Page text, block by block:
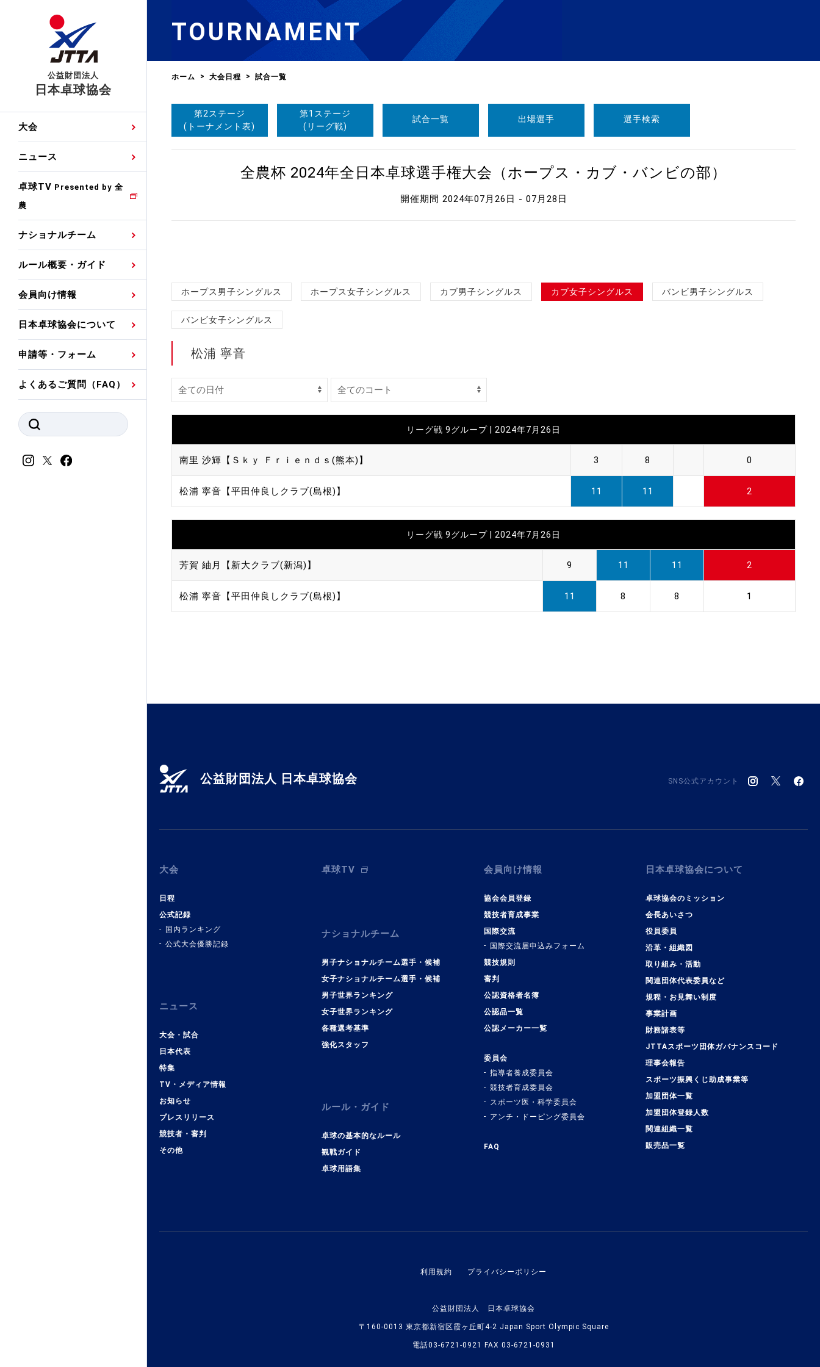
公益財団法人
日本卓球協会
大会 日程
ニュース
大会・試合
卓球TV Presented by 全
農
ナショナルチーム
男子ナショナルチーム選
手・候補
女子ナショナルチーム選
強化スタッフ
ルール概要・ガイド
卓球の基本的なルール
会員向け情報
協会会員登録
委員会
指導者養成委員会
スポーツ医・科学委員会
アンチ・ドーピング委員
会
日本卓球協会について
卓球協会のミッション
事業計画・事業報告
財務諸表等
理事会報告
スポーツ振興くじ助成事業
等
加盟団体登録人数
関連組織一覧
申請等・フォーム
国際交流届申込みフォーム
審判員ネームプレート制作
申込
よくあるご質問（FAQ）
TOURNAMENT
ホーム 大会日程 試合一覧
第2ステージ
(トーナメント表)
第1ステージ
(リーグ戦)
試合一覧 出場選手 選手検索
全農杯 2024年全日本卓球選手権大会（ホープス・カブ・バンビの部）
開催期間 2024年07月26日 - 07月28日
ホープス男子シングルス ホープス女子シングルス カブ男子シングルス カブ女子シングルス バンビ男子シングルス
バンビ女子シングルス
松浦 寧音
リーグ戦 9グループ | 2024年7月26日
南里 沙輝【Ｓｋｙ Ｆｒｉｅｎｄｓ(熊本)】 3 8 0
松浦 寧音【平田仲良しクラブ(島根)】 11 11 2
リーグ戦 9グループ | 2024年7月26日
芳賀 紬月【新大クラブ(新潟)】 9 11 11 2
松浦 寧音【平田仲良しクラブ(島根)】 11 8 8 1
公益財団法人 日本卓球協会 SNS公式アカウント
大会
日程
公式記録
国内ランキング
公式大会優勝記録
ニュース
大会・試合
日本代表
特集
TV・メディア情報
お知らせ
プレスリリース
競技者・審判
その他
卓球TV
ナショナルチーム
男子ナショナルチーム選手・候補
女子ナショナルチーム選手・候補
男子世界ランキング
女子世界ランキング
各種選考基準
強化スタッフ
ルール・ガイド
卓球の基本的なルール
観戦ガイド
卓球用語集
会員向け情報
協会会員登録
競技者育成事業
国際交流
国際交流届申込みフォーム
競技規則
審判
公認資格者名簿
公認品一覧
公認メーカー一覧
委員会
指導者養成委員会
競技者育成委員会
スポーツ医・科学委員会
アンチ・ドーピング委員会
FAQ
日本卓球協会について
卓球協会のミッション
会長あいさつ
役員委員
沿革・組織図
取り組み・活動
関連団体代表委員など
規程・お見舞い制度
事業計画
財務諸表等
JTTAスポーツ団体ガバナンスコード
理事会報告
スポーツ振興くじ助成事業等
加盟団体一覧
加盟団体登録人数
関連組織一覧
販売品一覧
利用規約 プライバシーポリシー
公益財団法人 日本卓球協会
〒160-0013 東京都新宿区霞ヶ丘町4-2 Japan Sport Olympic Square
電話03-6721-0921 FAX 03-6721-0931